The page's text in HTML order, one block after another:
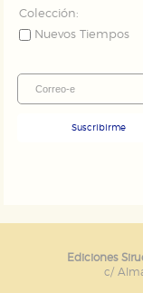
Colección:
Nuevos Tiempos
Suscribirme
Ediciones
c/